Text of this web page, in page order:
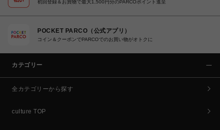
初回登録＆お買物で最大1,500円分のPARCOポイント進呈
POCKET PARCO（公式アプリ）
コイン＆クーポンでPARCOでのお買い物がオトクに
カテゴリー
全カテゴリーから探す
culture TOP